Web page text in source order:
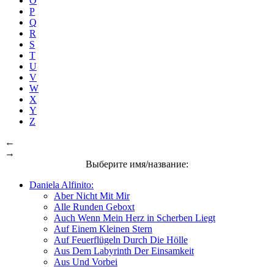
P
Q
R
S
T
U
V
W
X
Y
Z
←
→
Выберите имя/название:
Daniela Alfinito:
Aber Nicht Mit Mir
Alle Runden Geboxt
Auch Wenn Mein Herz in Scherben Liegt
Auf Einem Kleinen Stern
Auf Feuerflügeln Durch Die Hölle
Aus Dem Labyrinth Der Einsamkeit
Aus Und Vorbei